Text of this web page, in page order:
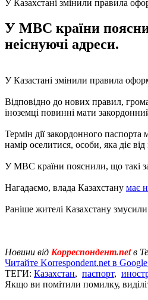
У Казахстані змінили правила
У МВС країни
неіснуючі адреси.
У Казастані змінили правила
Відповідно до нових правил,
іноземці повинні мати
Термін дії закордонного
намір оселитися, особи, яка діє
У МВС країни пояснили, що такі
Нагадаємо, влада Казахстану має
Раніше жителі Казахстану змусили
Новини від Корреспондент.netв
Читайте Korrespondent.net в
ТЕГИ: Казахстан, паспорт,
Якщо ви помітили помилку,